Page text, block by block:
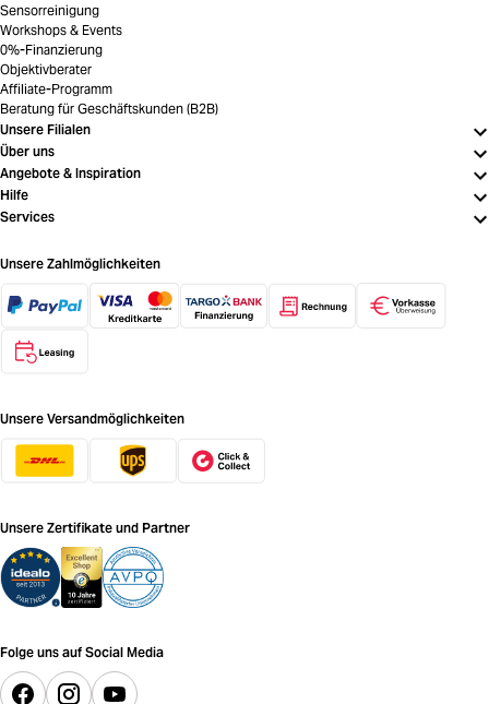
Sensorreinigung
Workshops & Events
0%-Finanzierung
Objektivberater
Affiliate-Programm
Beratung für Geschäftskunden (B2B)
Unsere Filialen
Über uns
Angebote & Inspiration
Hilfe
Services
Unsere Zahlmöglichkeiten
Unsere Versandmöglichkeiten
Unsere Zertifikate und Partner
Folge uns auf Social Media